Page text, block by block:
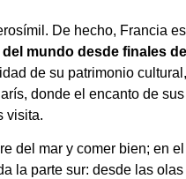
De hecho, Francia
mundo desde finales
de su patrimonio
donde el encanto de
visita.
del mar y comer bien; en
la parte sur: desde las